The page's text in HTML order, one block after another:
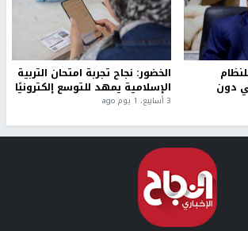
دون
الخضور: نجاح تجربة امتحان التربية
الإسلامية يمهد للتوسع إلكترونيًا
3 أسابيع، 1 يوم ago